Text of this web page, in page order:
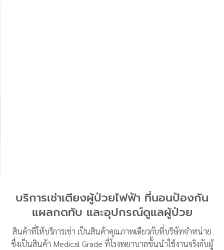
บริการเช่าเตียงผู้ป่วยไฟฟ้า ที่นอนป้องกัน
แผลกดทับ และอุปกรณ์ดูแลผู้ป่วย
สินค้าที่ให้บริการเช่า เป็นสินค้าคุณภาพเดียวกับที่บริษัทจำหน่าย
ซึ่งเป็นสินค้า Medical Grade ที่โรงพยาบาลชั้นนำใช้งานจริงกับผู้